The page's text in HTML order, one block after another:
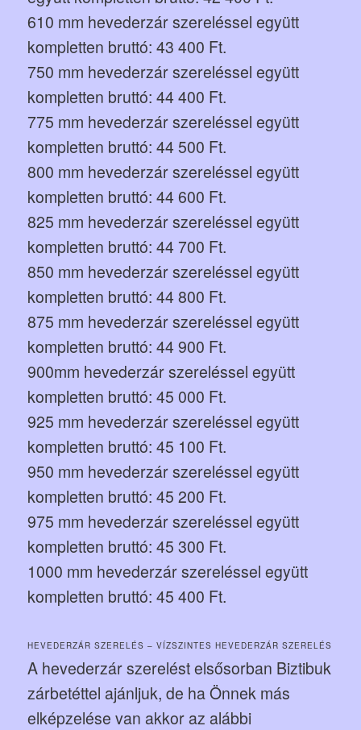
610 mm hevederzár szereléssel együtt
kompletten bruttó: 43 400 Ft.
750 mm hevederzár szereléssel együtt
kompletten bruttó: 44 400 Ft.
775 mm hevederzár szereléssel együtt
kompletten bruttó: 44 500 Ft.
800 mm hevederzár szereléssel együtt
kompletten bruttó: 44 600 Ft.
825 mm hevederzár szereléssel együtt
kompletten bruttó: 44 700 Ft.
850 mm hevederzár szereléssel együtt
kompletten bruttó: 44 800 Ft.
875 mm hevederzár szereléssel együtt
kompletten bruttó: 44 900 Ft.
900mm hevederzár szereléssel együtt
kompletten bruttó: 45 000 Ft.
925 mm hevederzár szereléssel együtt
kompletten bruttó: 45 100 Ft.
950 mm hevederzár szereléssel együtt
kompletten bruttó: 45 200 Ft.
975 mm hevederzár szereléssel együtt
kompletten bruttó: 45 300 Ft.
1000 mm hevederzár szereléssel együtt
kompletten bruttó: 45 400 Ft.
HEVEDERZÁR SZERELÉS – VÍZSZINTES HEVEDERZÁR SZERELÉS
A hevederzár szerelést elsősorban Biztibuk
zárbetéttel ajánljuk, de ha Önnek más
elképzelése van akkor az alábbi